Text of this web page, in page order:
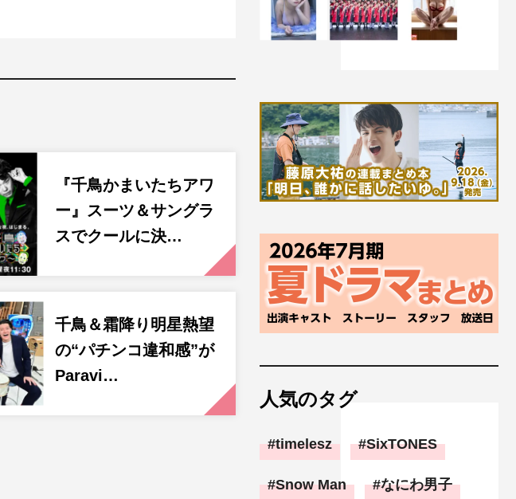
『千鳥かまいたちアワ
ー』スーツ＆サングラ
スでクールに決…
千鳥＆霜降り明星熱望
の“パチンコ違和感”が
Paravi…
人気のタグ
timelesz SixTONES
Snow Man なにわ男子